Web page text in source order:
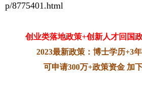
p/8775401.html
创业类落地政策+创新人才回国
2023最新政策：博士学历+3
可申请300万+政策资金 加